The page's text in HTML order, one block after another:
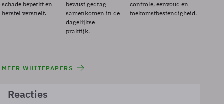
schade beperkt en
herstel versnelt.
bewust gedrag
samenkomen in de
dagelijkse
praktijk.
controle, eenvoud en
toekomstbestendigheid.
MEER WHITEPAPERS
Reacties